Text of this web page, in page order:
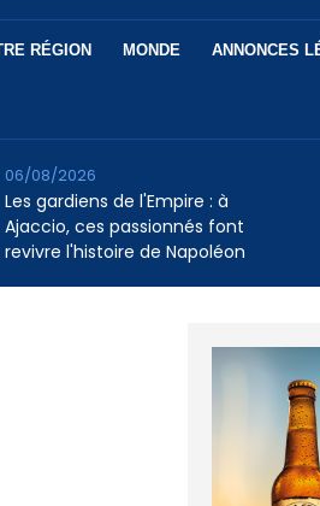
RÉGION MONDE ANNONCES
Les gardiens de l'Empire : à
Ajaccio, ces passionnés font
revivre l'histoire de Napoléon
06/08/2026